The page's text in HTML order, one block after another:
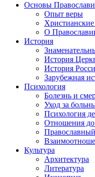
Основы
Опыт веры
Христианские
О
История
История
История
Зарубежная
Психология
Болезнь и
Уход за
Психология
Отношения до
Культура
Архитектура
Литература